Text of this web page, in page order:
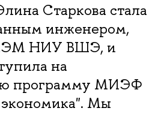
Старкова стала
инженером,
НИУ ВШЭ, и
на
программу МИЭФ
Мы